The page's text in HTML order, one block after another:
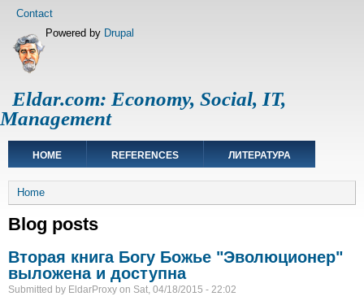
Skip
main
content
Footer
Contact
Eldar.com: Economy, Social, IT,
Management
Powered by Drupal
Main
navigation
HOME REFERENCES ЛИТЕРАТУРА
Breadcrumb
Home
Blog posts
Вторая книга Богу Божье "Эволюционер"
выложена и доступна
Submitted by EldarProxy on Sat, 04/18/2015 - 22:02